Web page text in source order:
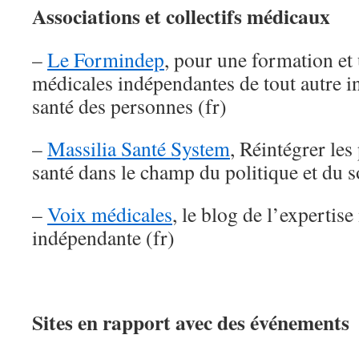
Associations et collectifs médicaux
–Le Formindep, pour une formation
médicales indépendantes de tout autre
santé des personnes (fr)
–Massilia Santé System, Réintégrer
santé dans le champ du politique et du
–Voix médicales, le blog de
indépendante (fr)
Sites en rapport avec des événements